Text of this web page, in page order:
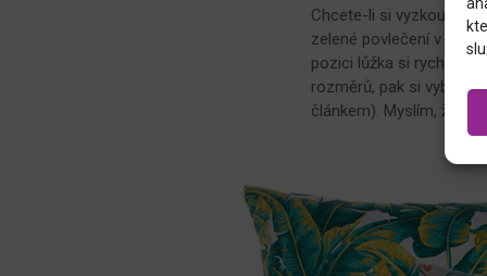
Chcete-li si vyzkoušet,
zelené povlečení v tak
pozici lůžka si rychle
rozměrů, pak si vyberte
článkem). Myslím, že